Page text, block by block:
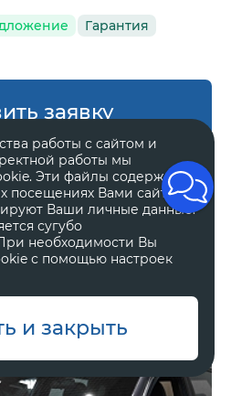
Гарантия
заявку
работы с сайтом и
работы мы
Эти файлы содержат
посещениях Вами сайта.
Ваши личные данные.
сугубо
необходимости Вы
с помощью настроек
и закрыть